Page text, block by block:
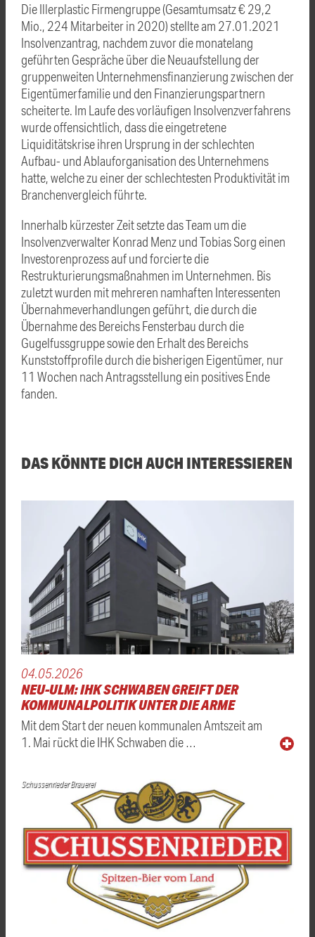
Die Illerplastic Firmengruppe (Gesamtumsatz € 29,2
Mio., 224 Mitarbeiter in 2020) stellte am 27.01.2021
Insolvenzantrag, nachdem zuvor die monatelang
geführten Gespräche über die Neuaufstellung der
gruppenweiten Unternehmensfinanzierung zwischen der
Eigentümerfamilie und den Finanzierungspartnern
scheiterte. Im Laufe des vorläufigen Insolvenzverfahrens
wurde offensichtlich, dass die eingetretene
Liquiditätskrise ihren Ursprung in der schlechten
Aufbau- und Ablauforganisation des Unternehmens
hatte, welche zu einer der schlechtesten Produktivität im
Branchenvergleich führte.
Innerhalb kürzester Zeit setzte das Team um die
Insolvenzverwalter Konrad Menz und Tobias Sorg einen
Investorenprozess auf und forcierte die
Restrukturierungsmaßnahmen im Unternehmen. Bis
zuletzt wurden mit mehreren namhaften Interessenten
Übernahmeverhandlungen geführt, die durch die
Übernahme des Bereichs Fensterbau durch die
Gugelfussgruppe sowie den Erhalt des Bereichs
Kunststoffprofile durch die bisherigen Eigentümer, nur
11 Wochen nach Antragsstellung ein positives Ende
fanden.
DAS KÖNNTE DICH AUCH INTERESSIEREN
04.05.2026
NEU-ULM: IHK SCHWABEN GREIFT DER
KOMMUNALPOLITIK UNTER DIE ARME
Mit dem Start der neuen kommunalen Amtszeit am
1. Mai rückt die IHK Schwaben die …
Schussenrieder Brauerei